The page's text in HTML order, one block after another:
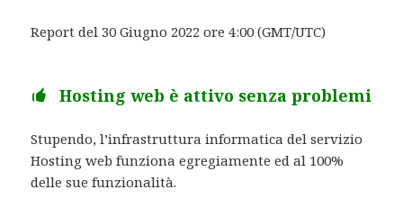
Report del 30 Giugno 2022 ore 4:00 (GMT/UTC)
Hosting web è attivo senza problemi
Stupendo, l’infrastruttura informatica del servizio
Hosting web funziona egregiamente ed al 100%
delle sue funzionalità.